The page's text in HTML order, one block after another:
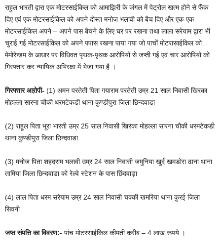
राहुल भारती द्वारा एक मोटरसाईकिल को आमाझिरी के जंगल में पेट्रोल खत्म होने से फैंक
दिए एवं एक मोटरसाईकिल को अपने दोस्त मनोज भलावी को बैच दिए और एक-एक
मोटरसाईकिल अपने – अपने पास बैचने के लिए घर पर रखना तथा लाला सरेयाम द्वारा भी
चुराई गई मोटरसाईकिल को अपने पपास रखना पाया गया जो पाचों मोटरासाईकिल को
मेमोरेन्डम के आधार पर विधिवत पृथक-पृथक आरोपियों से जप्ती गई एवं चार आरोपियों को
गिरफ्तार कर न्यायिक अभिरक्षा में भेजा गया है ।
गिरफ्तार आऱोपी- (1) अमन परतेती पिता गयाराम परतेती उम्र 21 साल निवासी खिरका
मोहल्ला सारना चौकी धरमटेकडी थाना कुण्डीपुरा जिला छिन्दवाडा
(2) राहूल पिता भूरा भारती उम्र 25 साल निवासी खिरका मोहल्ला सारना चौकी धरमटेकडी
थाना कुण्डीपुरा जिला छिन्दवाडा
(3) मनोज पिता शहदराम भलावी उम्र 24 साल निवासी जमुनिया खुर्द खमडोरा ढाना थाना
तामिया जिला छिन्दवाडा को रेल्वे स्टेशन के पास छिंदवाड़ा
(4) लाल पिता धरम सरेयाम उम्र 24 साल निवासी चक्की खमरिया थाना कुरई जिला
सिवनी
जप्त संपत्ति का विवरण:- पांच मोटरसाईकिल कीमती करीब – 4 लाख रूपये ।